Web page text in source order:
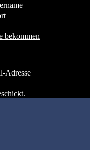
bekommen
Adresse